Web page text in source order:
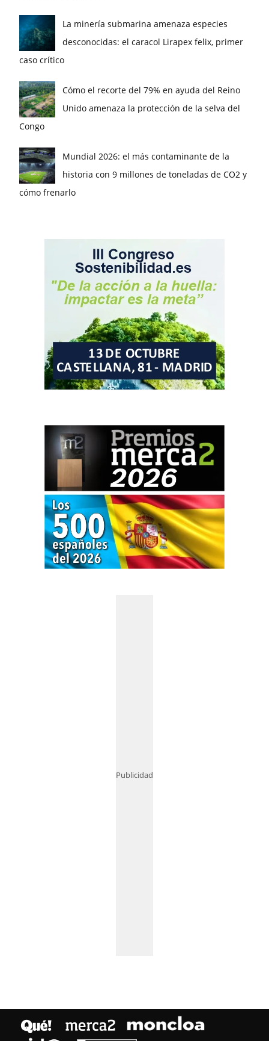
La minería submarina amenaza especies
desconocidas: el caracol Lirapex felix, primer
caso crítico
Cómo el recorte del 79% en ayuda del Reino
Unido amenaza la protección de la selva del
Congo
Mundial 2026: el más contaminante de la
historia con 9 millones de toneladas de CO2 y
cómo frenarlo
Publicidad